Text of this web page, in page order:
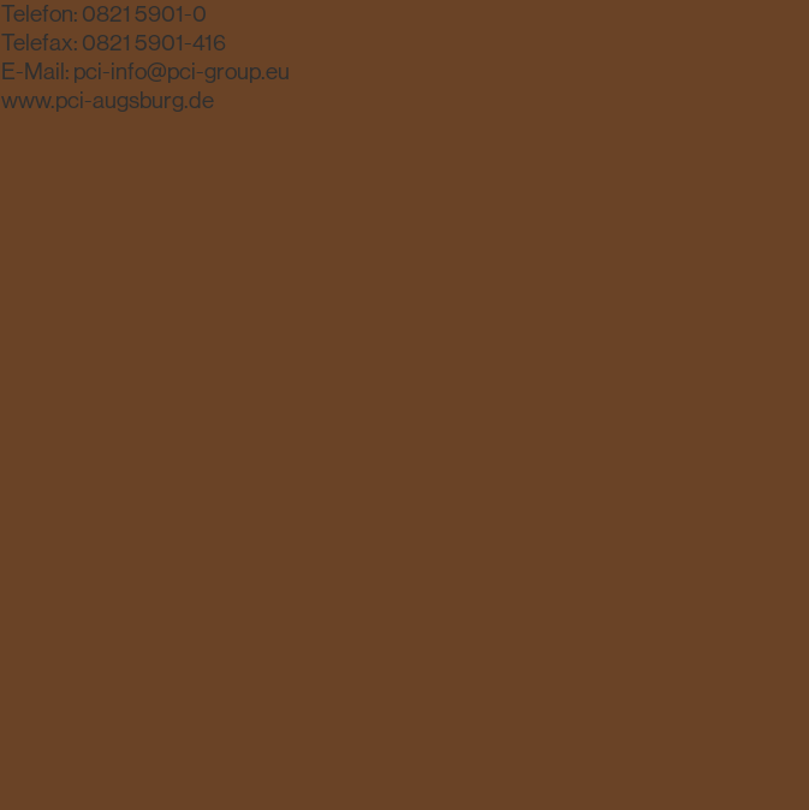
Telefon: 0821 5901-0
Telefax: 0821 5901-416
E-Mail: pci-info@pci-group.eu
www.pci-augsburg.de